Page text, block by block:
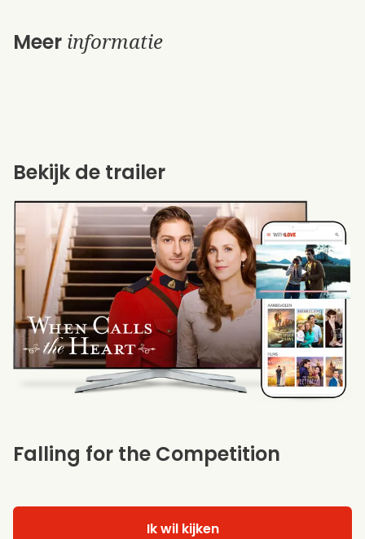
Meer informatie
Falling for the Competition
Ik wil kijken
Bekijk de trailer